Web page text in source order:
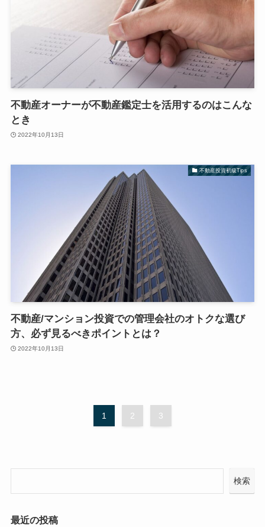
不動産オーナーが不動産鑑定士を活用するのはこんな
とき
2022年10月13日
不動産投資初級Tips
不動産/マンション投資での管理会社のオトクな選び
方、必ず見るべきポイントとは？
2022年10月13日
1 2 3
検索
最近の投稿